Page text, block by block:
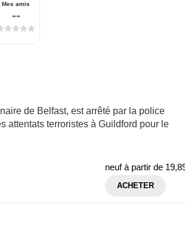
Mes amis
--
de Belfast, est arrêté par la police
attentats terroristes à Guildford pour le
neuf à partir de
ACHETER